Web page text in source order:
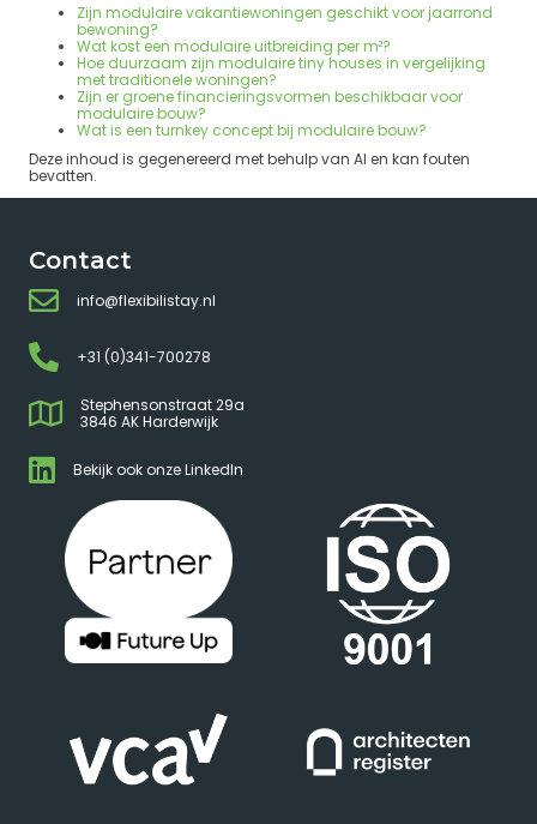
Zijn modulaire vakantiewoningen geschikt voor jaarrond
bewoning?
Wat kost een modulaire uitbreiding per m²?
Hoe duurzaam zijn modulaire tiny houses in vergelijking
met traditionele woningen?
Zijn er groene financieringsvormen beschikbaar voor
modulaire bouw?
Wat is een turnkey concept bij modulaire bouw?
Deze inhoud is gegenereerd met behulp van AI en kan fouten
bevatten.
Contact
info@flexibilistay.nl
+31 (0)341-700278
Stephensonstraat 29a
3846 AK Harderwijk
Bekijk ook onze LinkedIn